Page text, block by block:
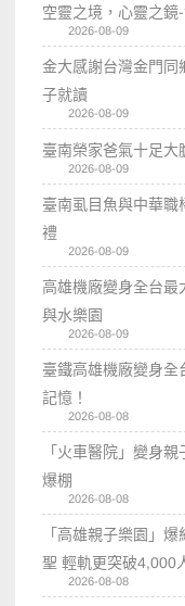
空靈之境，心靈之鏡
2026-08-09
金大感謝台灣金門同
子就讀
2026-08-09
臺南榮家爸氣十足大
2026-08-09
臺南虱目魚與中華
禮
2026-08-09
高雄機廠變身全台最
與水樂園
2026-08-09
臺鐵高雄機廠變身全
記憶！
2026-08-08
「火車醫院」變身
爆棚
2026-08-08
「高雄親子樂園」
聖 輕軌更突破4,000
2026-08-08